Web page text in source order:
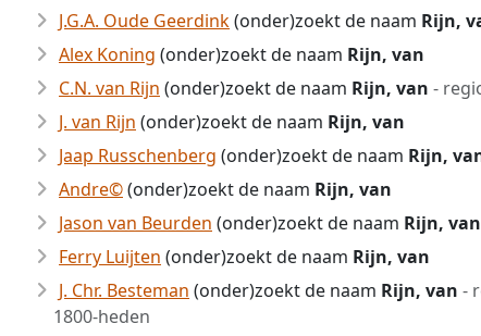
J.G.A. Oude Geerdink(onder)zoekt de naam Rijn,
Alex Koning (onder)zoekt de naam Rijn, van
C.N. van Rijn (onder)zoekt de naam Rijn, van -
J. van Rijn (onder)zoekt de naam Rijn, van
Jaap Russchenberg (onder)zoekt de naam Rijn,
Andre©(onder)zoekt de naam Rijn, van
Jason van Beurden (onder)zoekt de naam Rijn, van
Ferry Luijten (onder)zoekt de naam Rijn, van
J. Chr. Besteman (onder)zoekt de naam Rijn, van -
1800-heden